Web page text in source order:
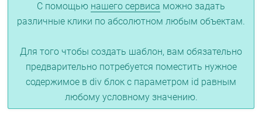
С помощью нашего сервиса можно задать
различные клики по абсолютном любым объектам.
Для того чтобы создать шаблон, вам обязательно
предварительно потребуется поместить нужное
содержимое в div блок с параметром id равным
любому условному значению.